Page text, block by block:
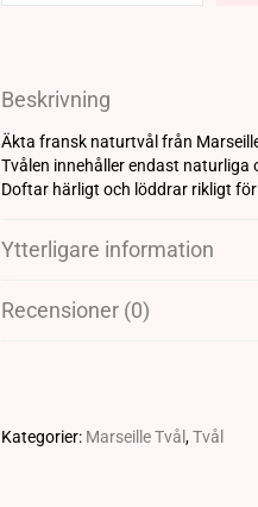
Beskrivning
Äkta fransk naturtvål från
Tvålen innehåller endast naturliga
Doftar härligt och löddrar rikligt
Ytterligare information
Recensioner (0)
Kategorier: Marseille Tvål ,Tvål